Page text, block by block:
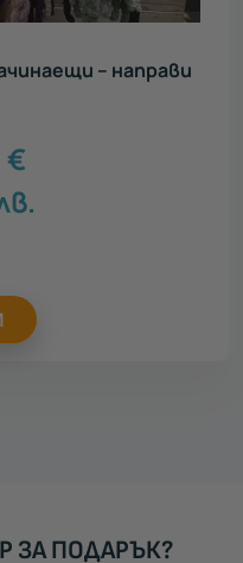
– направи
€
ЗА ПОДАРЪК?